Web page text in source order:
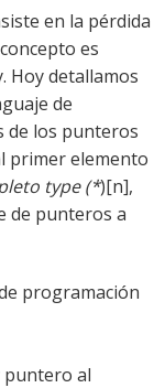
en la pérdida
es
Hoy detallamos
de
de los punteros
primer elemento
type (*)[n],
de punteros a
programación
puntero al